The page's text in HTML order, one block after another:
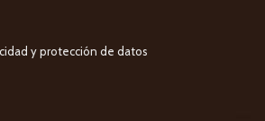
y protección de datos